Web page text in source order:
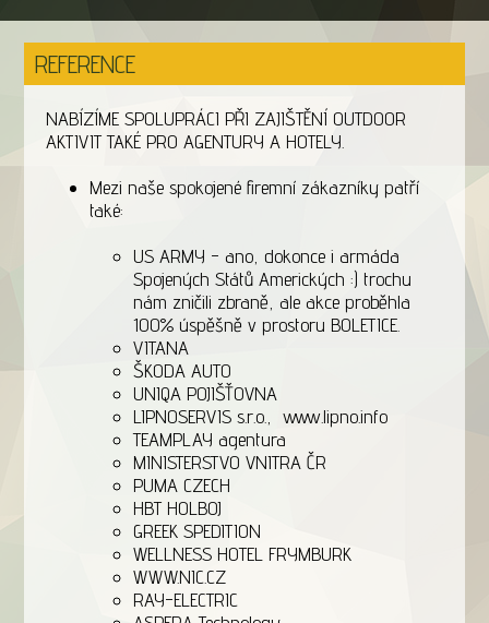
REFERENCE
NABÍZÍME SPOLUPRÁCI PŘI ZAJIŠTĚNÍ OUTDOOR
AKTIVIT TAKÉ PRO AGENTURY A HOTELY.
Mezi naše spokojené firemní zákazníky patří
také:
US ARMY - ano, dokonce i armáda
Spojených Států Amerických :) trochu
nám zničili zbraně, ale akce proběhla
100% úspěšně v prostoru BOLETICE.
VITANA
ŠKODA AUTO
UNIQA POJIŠŤOVNA
LIPNOSERVIS s.r.o., www.lipno.info
TEAMPLAY agentura
MINISTERSTVO VNITRA ČR
PUMA CZECH
HBT HOLBOJ
GREEK SPEDITION
WELLNESS HOTEL FRYMBURK
WWW.NIC.CZ
RAY-ELECTRIC